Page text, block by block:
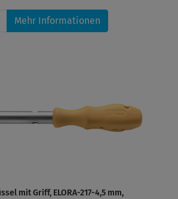
Mehr Informationen
mit Griff, ELORA-217-4,5 mm,